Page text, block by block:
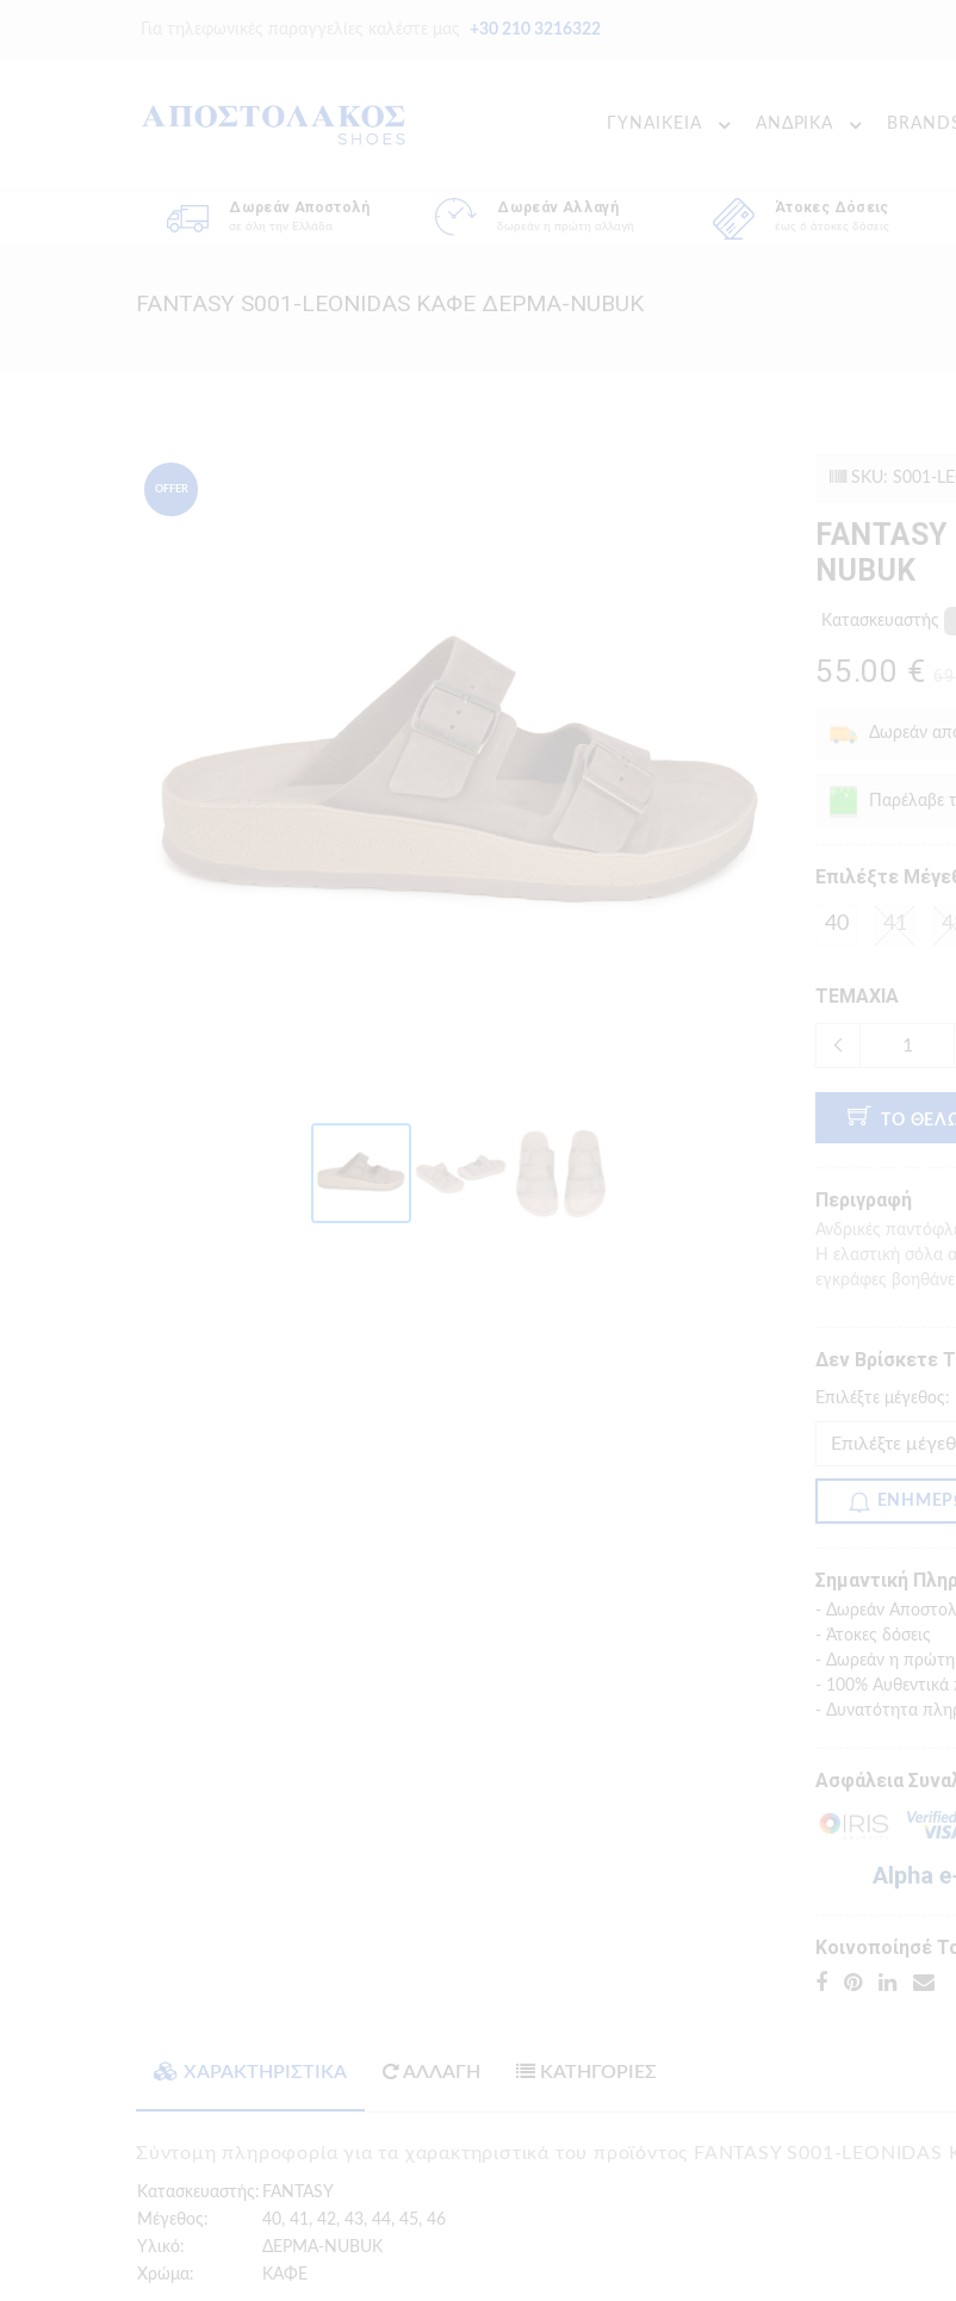
+30 210 3216322
ΓΥΝΑΙΚΕΙΑ ΑΝΔΡΙΚΑ
Δωρεάν Αποστολή
σε όλη την Ελλάδα
Δωρεάν Αλλαγή
δωρεάν η πρώτη αλλαγή
Άτοκες Δόσεις
έως 6 άτοκες δόσεις
FANTASY S001-LEONIDAS ΚΑΦΕ ΔΕΡΜΑ-NUBUK
OFFER
SKU: S001-
NUBUK
Κατασκευαστής
55.00 €
Δωρεάν
Παρέλαβε
Eπιλέξτε
40 41
ΤΕΜΑΧΙΑ
ΤΟ
Περιγραφή
Ανδρικές
Η ελαστική σόλα
εγκράφες
Δεν Βρίσκετε
Eπιλέξτε μέγεθος:
Σημαντική
- Δωρεάν
- Άτοκες δόσεις
- Δωρεάν η
- 100% Αυθεντικά
- Δυνατότητα
Ασφάλεια
Κοινοποίησέ
ΧΑΡΑΚΤΗΡΙΣΤΙΚΑ ΑΛΛΑΓΗ ΚΑΤΗΓΟΡΙΕΣ
Σύντομη πληροφορία για τα χαρακτηριστικά του προϊόντος FANTASY S001-
Κατασκευαστής: FANTASY
Μέγεθος:
40, 41, 42, 43, 44, 45, 46
Υλικό:
ΔΕΡΜΑ-NUBUK
Χρώμα:
ΚΑΦΕ